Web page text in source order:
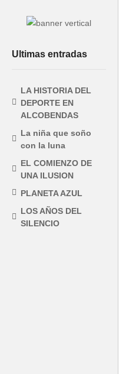
Ultimas entradas
LA HISTORIA DEL
DEPORTE EN
ALCOBENDAS
La niña que soño
con la luna
EL COMIENZO DE
UNA ILUSION
PLANETA AZUL
LOS AÑOS DEL
SILENCIO